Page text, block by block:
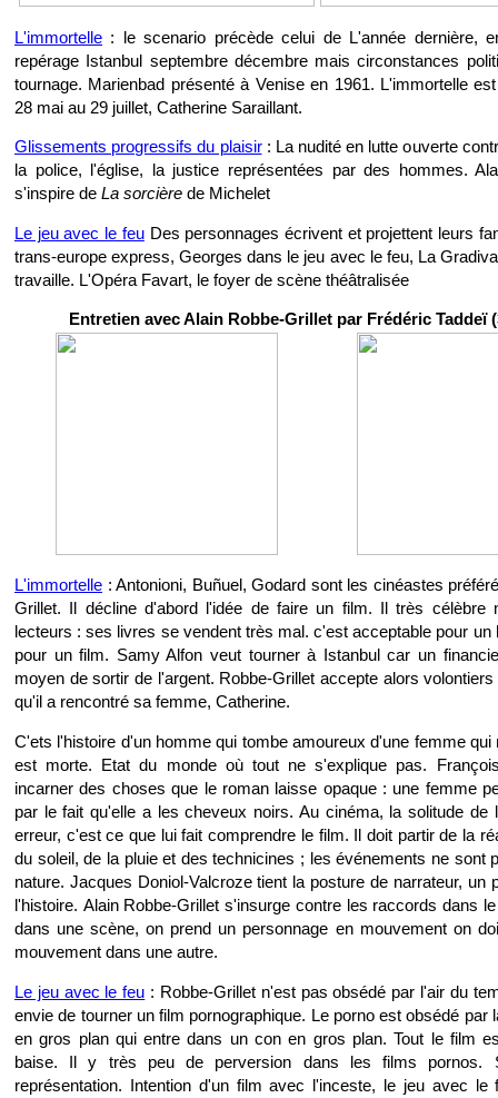
L'immortelle : le scenario précède celui de L'année dernière,
repérage Istanbul septembre décembre mais circonstances
tournage. Marienbad présenté à Venise en 1961. L'immortelle
28 mai au 29 juillet, Catherine Saraillant.
Glissements progressifs du plaisir: La nudité en lutte ouverte
la police, l'église, la justice représentées par des hommes.
s'inspire de La sorcière de Michelet
Le jeu avec le feuDes personnages écrivent et projettent leurs
trans-europe express, Georges dans le jeu avec le feu, La
travaille. L'Opéra Favart, le foyer de scène théâtralisée
Entretien avec Alain Robbe-Grillet par Frédéric Taddeï
L'immortelle : Antonioni, Buñuel, Godard sont les cinéastes
Grillet. Il décline d'abord l'idée de faire un film. Il très célèbre
lecteurs : ses livres se vendent très mal. c'est acceptable pour un
pour un film. Samy Alfon veut tourner à Istanbul car un
moyen de sortir de l'argent. Robbe-Grillet accepte alors
qu'il a rencontré sa femme, Catherine.
C'ets l'histoire d'un homme qui tombe amoureux d'une femme qui
est morte. Etat du monde où tout ne s'explique pas.
incarner des choses que le roman laisse opaque : une femme
par le fait qu'elle a les cheveux noirs. Au cinéma, la solitude de
erreur, c'est ce que lui fait comprendre le film. Il doit partir de la
du soleil, de la pluie et des technicines ; les événements ne sont
nature. Jacques Doniol-Valcroze tient la posture de narrateur, un
l'histoire. Alain Robbe-Grillet s'insurge contre les raccords dans
dans une scène, on prend un personnage en mouvement on
mouvement dans une autre.
Le jeu avec le feu : Robbe-Grillet n'est pas obsédé par l'air du
envie de tourner un film pornographique. Le porno est obsédé par
en gros plan qui entre dans un con en gros plan. Tout le film
baise. Il y très peu de perversion dans les films pornos.
représentation. Intention d'un film avec l'inceste, le jeu avec le